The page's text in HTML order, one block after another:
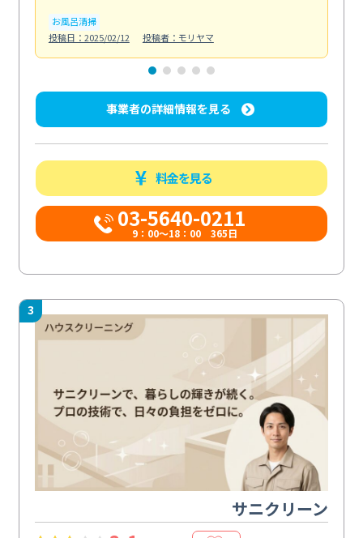
お風呂清掃
投稿日：2025/02/12
投稿者：モリヤマ
事業者の詳細情報を見る
料金を見る
03-5640-0211
9：00～18：00 365日
3
サニクリーン